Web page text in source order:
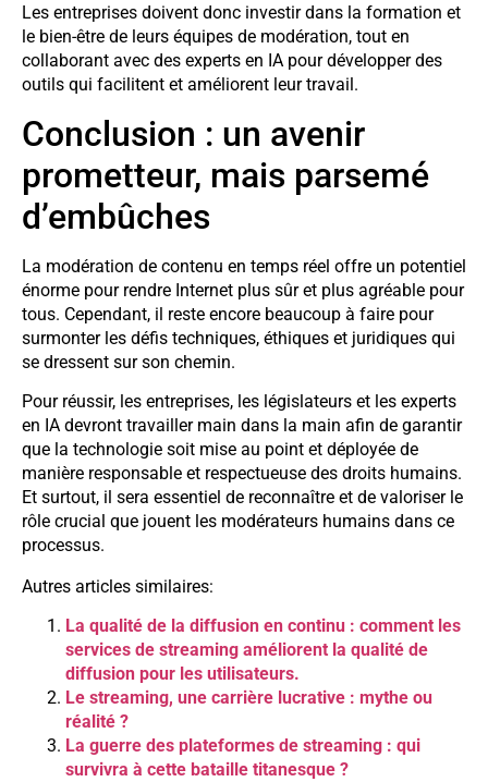
Les entreprises doivent donc investir dans la formation et
le bien-être de leurs équipes de modération, tout en
collaborant avec des experts en IA pour développer des
outils qui facilitent et améliorent leur travail.
Conclusion : un avenir
prometteur, mais parsemé
d’embûches
La modération de contenu en temps réel offre un potentiel
énorme pour rendre Internet plus sûr et plus agréable pour
tous. Cependant, il reste encore beaucoup à faire pour
surmonter les défis techniques, éthiques et juridiques qui
se dressent sur son chemin.
Pour réussir, les entreprises, les législateurs et les experts
en IA devront travailler main dans la main afin de garantir
que la technologie soit mise au point et déployée de
manière responsable et respectueuse des droits humains.
Et surtout, il sera essentiel de reconnaître et de valoriser le
rôle crucial que jouent les modérateurs humains dans ce
processus.
Autres articles similaires:
La qualité de la diffusion en continu : comment les
services de streaming améliorent la qualité de
diffusion pour les utilisateurs.
Le streaming, une carrière lucrative : mythe ou
réalité ?
La guerre des plateformes de streaming : qui
survivra à cette bataille titanesque ?